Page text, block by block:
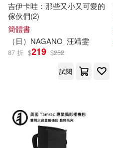
吉伊卡哇：那些又小又可愛的
傢伙們(2)
簡體書
（日） NAGANO 汪靖雯
87 折 $219 $252
試閱